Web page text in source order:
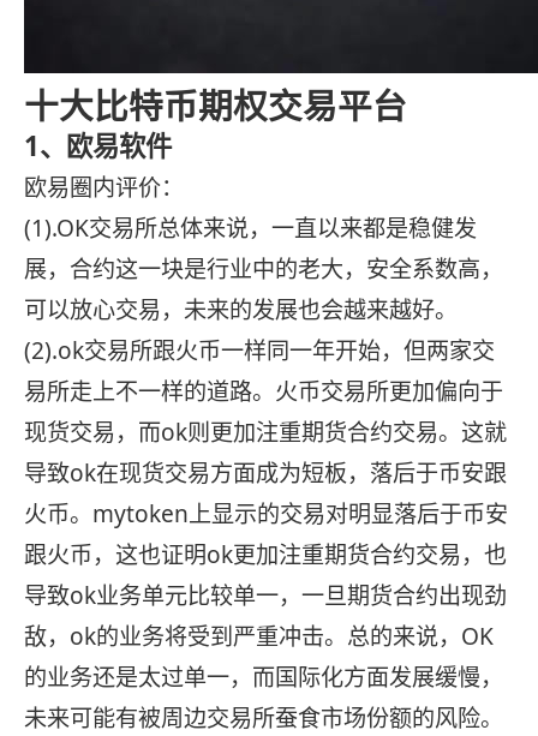
十大比特币期权交易平台
1、欧易软件
欧易圈内评价：
(1).OK交易所总体来说，一直以来都是稳健发
展，合约这一块是行业中的老大，安全系数高，
可以放心交易，未来的发展也会越来越好。
(2).ok交易所跟火币一样同一年开始，但两家交
易所走上不一样的道路。火币交易所更加偏向于
现货交易，而ok则更加注重期货合约交易。这就
导致ok在现货交易方面成为短板，落后于币安跟
火币。mytoken上显示的交易对明显落后于币安
跟火币，这也证明ok更加注重期货合约交易，也
导致ok业务单元比较单一，一旦期货合约出现劲
敌，ok的业务将受到严重冲击。总的来说，OK
的业务还是太过单一，而国际化方面发展缓慢，
未来可能有被周边交易所蚕食市场份额的风险。